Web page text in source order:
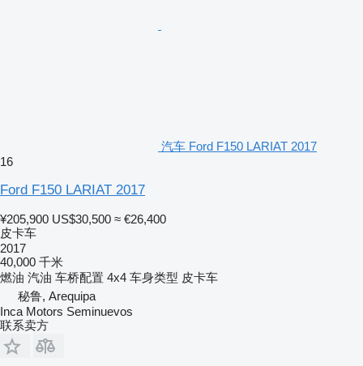
汽车 Ford F150 LARIAT 2017
16
Ford F150 LARIAT 2017
¥205,900 US$30,500 ≈ €26,400
皮卡车
2017
40,000 千米
燃油 汽油 车桥配置 4x4 车身类型 皮卡车
秘鲁, Arequipa
Inca Motors Seminuevos
联系卖方